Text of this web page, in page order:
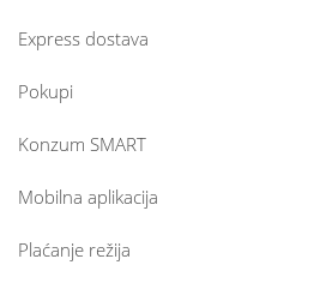
Express dostava
Pokupi
Konzum SMART
Mobilna aplikacija
Plaćanje režija